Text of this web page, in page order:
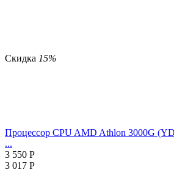
Скидка 15%
Процессор CPU AMD Athlon 3000G
...
3 550 Р
3 017 Р